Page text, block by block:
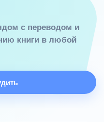
с переводом и
книги в любой